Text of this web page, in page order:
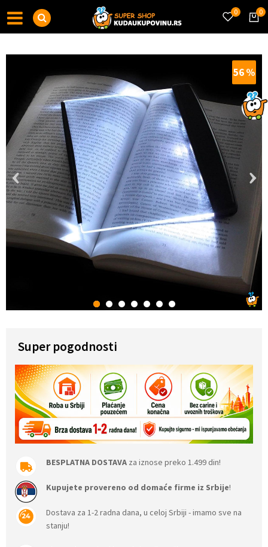
0
0
1 2 3 4 5 6 7
56%
Super pogodnosti
BESPLATNA DOSTAVA za iznose preko 1.499 din!
Kupujete provereno od domaće firme iz Srbije!
Dostava za 1-2 radna dana, u celoj Srbiji - imamo sve na
stanju!